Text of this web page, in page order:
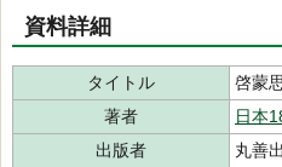
資料詳細
タイトル
啓蒙
著者
日本
出版者
丸善